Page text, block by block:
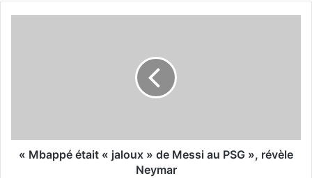
« Mbappé était « jaloux » de Messi au PSG », révèle
Neymar